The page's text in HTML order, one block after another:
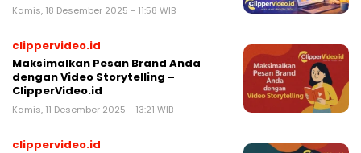
Kamis, 18 Desember 2025 - 11:58 WIB
clippervideo.id
Maksimalkan Pesan Brand Anda
dengan Video Storytelling –
ClipperVideo.id
Kamis, 11 Desember 2025 - 13:21 WIB
clippervideo.id